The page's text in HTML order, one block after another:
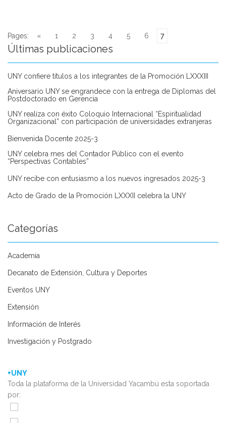
Pages: « 1 2 3 4 5 6 7
Últimas publicaciones
UNY confiere títulos a los integrantes de la Promoción LXXXIII
Aniversario UNY se engrandece con la entrega de Diplomas del
Postdoctorado en Gerencia
UNY realiza con éxito Coloquio Internacional “Espiritualidad
Organizacional” con participación de universidades extranjeras
Bienvenida Docente 2025-3
UNY celebra mes del Contador Público con el evento
“Perspectivas Contables”
UNY recibe con entusiasmo a los nuevos ingresados 2025-3
Acto de Grado de la Promoción LXXXII celebra la UNY
Categorías
Academia
Decanato de Extensión, Cultura y Deportes
Eventos UNY
Extensión
Información de Interés
Investigación y Postgrado
+UNY
Toda la plataforma de la Universidad Yacambú esta soportada
por: